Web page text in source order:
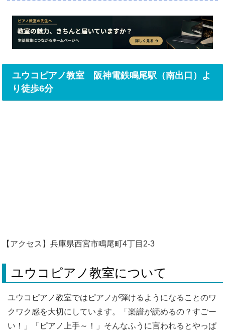
ユウコピアノ教室 阪神電鉄鳴尾駅（南出口）よ
り徒歩6分
【アクセス】兵庫県西宮市鳴尾町4丁目2-3
ユウコピアノ教室について
ユウコピアノ教室ではピアノが弾けるようになることのワ
クワク感を大切にしています。「楽譜が読めるの？すごー
い！」「ピアノ上手～！」そんなふうに言われるとやっぱ